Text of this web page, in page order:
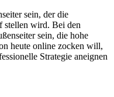
sein, der die
stellen wird. Bei den
sein, die hohe
heute online zocken will,
Strategie aneignen